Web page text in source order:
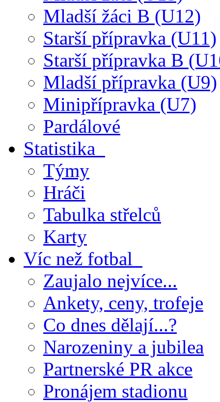
Mladší žáci B (U12)
Starší přípravka (U11)
Starší přípravka B
Mladší přípravka (U9)
Minipřípravka (U7)
Pardálové
Statistika
Týmy
Hráči
Tabulka střelců
Karty
Víc než fotbal
Zaujalo nejvíce...
Ankety, ceny, trofeje
Co dnes dělají...?
Narozeniny a jubilea
Partnerské PR akce
Pronájem stadionu